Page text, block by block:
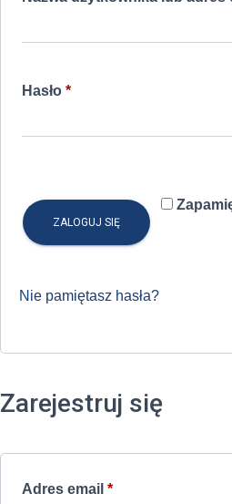
Hasło *Wymagane
ZALOGUJ SIĘ
Nie pamiętasz hasła?
Zarejestruj się
Adres email *Wymagane